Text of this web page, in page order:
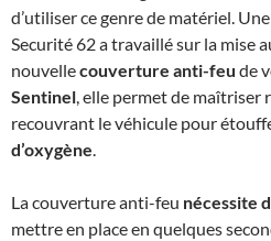
d’utiliser ce genre de matériel.
Securité 62 a travaillé sur la mise
nouvellecouverture anti-feu de
Sentinel , elle permet de maîtriser
recouvrant le véhicule pour
d’oxygène
La couverture anti-feu nécessite
mettre en place en quelques